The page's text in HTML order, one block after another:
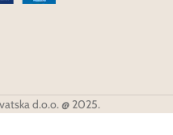
d.o.o. @ 2025.